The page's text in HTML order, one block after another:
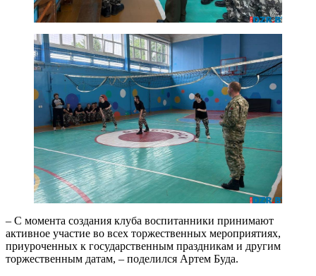
– С момента создания клуба воспитанники принимают
активное участие во всех торжественных мероприятиях,
приуроченных к государственным праздникам и другим
торжественным датам, – поделился Артем Буда.